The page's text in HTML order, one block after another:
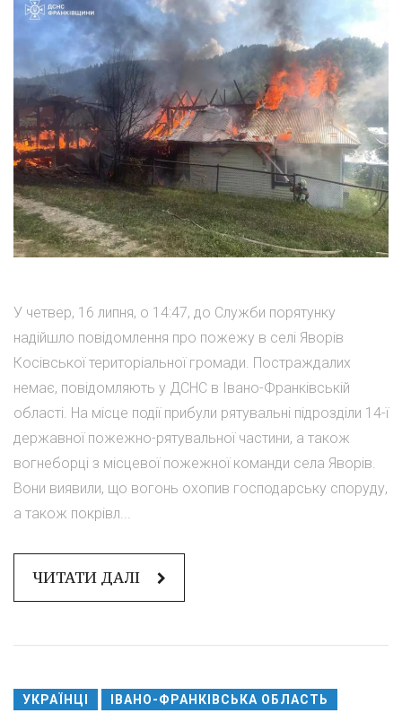
У четвер, 16 липня, о 14:47, до Служби порятунку
надійшло повідомлення про пожежу в селі Яворів
Косівської територіальної громади. Постраждалих
немає, повідомляють у ДСНС в Івано-Франківській
області. На місце події прибули рятувальні підрозділи 14-ї
державної пожежно-рятувальної частини, а також
вогнеборці з місцевої пожежної команди села Яворів.
Вони виявили, що вогонь охопив господарську споруду,
а також покрівл...
ЧИТАТИ ДАЛІ
УКРАЇНЦІ ІВАНО-ФРАНКІВСЬКА ОБЛАСТЬ